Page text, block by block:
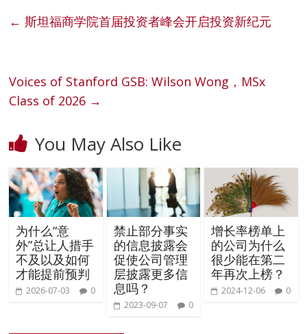
← 斯坦福商学院首届投资者峰会开启投资新纪元
Voices of Stanford GSB: Wilson Wong，MSx
Class of 2026 →
You May Also Like
为什么“意
外”总让人措手
不及以及如何
才能提前预判
2026-07-03 0
禁止部分事实
的信息披露会
促使公司管理
层披露更多信
息吗？
2023-09-07 0
增长率榜单上
的公司为什么
很少能在第二
年再次上榜？
2024-12-06 0